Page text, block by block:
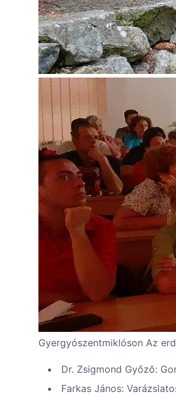
Gyergyószentmiklóson Az
Dr. Zsigmond Győző:
Farkas János: